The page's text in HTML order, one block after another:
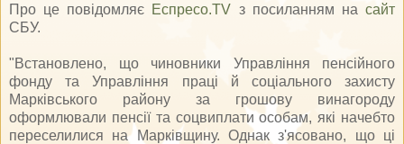
Про це повідомляє Еспресо.TV з посиланням насайт
СБУ.
"Встановлено, що чиновники Управління пенсійного
фонду та Управління праці й соціального захисту
Марківського району за грошову винагороду
оформлювали пенсії та соцвиплати особам, які начебто
переселилися на Марківщину. Однак з'ясовано, що ці